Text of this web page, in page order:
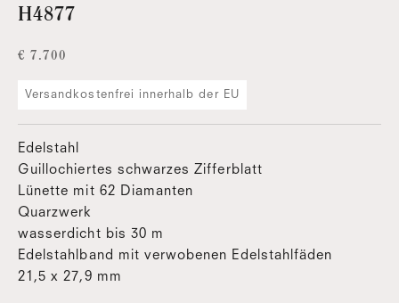
H4877
Angebot
€ 7.700
Versandkostenfrei innerhalb der EU
Edelstahl
Guillochiertes schwarzes Zifferblatt
Lünette mit 62 Diamanten
Quarzwerk
wasserdicht bis 30 m
Edelstahlband mit verwobenen Edelstahlfäden
21,5 x 27,9 mm